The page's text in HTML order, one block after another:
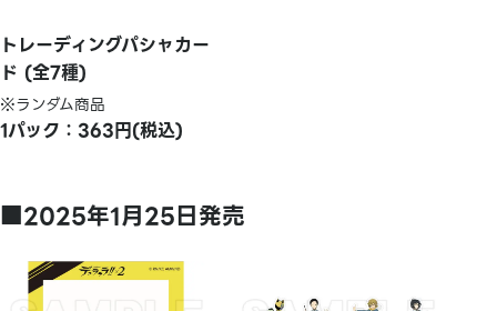
トレーディングパシャカー
ド (全7種)
※ランダム商品
1パック：363円(税込)
■2025年1月25日発売